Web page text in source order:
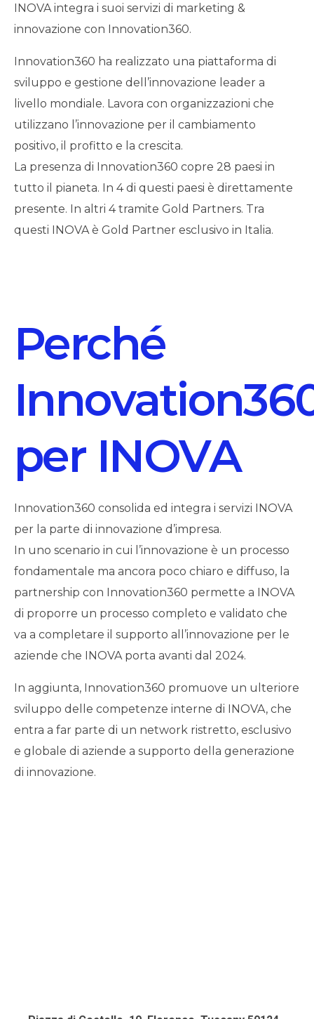
INOVA integra i suoi servizi di marketing &
innovazione con Innovation360.
Innovation360 ha realizzato una piattaforma di
sviluppo e gestione dell’innovazione leader a
livello mondiale. Lavora con organizzazioni che
utilizzano l’innovazione per il cambiamento
positivo, il profitto e la crescita.
La presenza di Innovation360 copre 28 paesi in
tutto il pianeta. In 4 di questi paesi è direttamente
presente. In altri 4 tramite Gold Partners. Tra
questi INOVA è Gold Partner esclusivo in Italia.
Perché
per INOVA
Innovation360 consolida ed integra i servizi INOVA
per la parte di innovazione d’impresa.
In uno scenario in cui l’innovazione è un processo
fondamentale ma ancora poco chiaro e diffuso, la
partnership con Innovation360 permette a INOVA
di proporre un processo completo e validato che
va a completare il supporto all’innovazione per le
aziende che INOVA porta avanti dal 2024.
In aggiunta, Innovation360 promuove un ulteriore
sviluppo delle competenze interne di INOVA, che
entra a far parte di un network ristretto, esclusivo
e globale di aziende a supporto della generazione
di innovazione.